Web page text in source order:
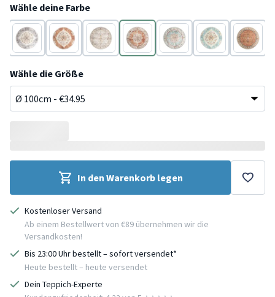
Wähle deine Farbe
TerracottaTerracottaTerracottaTerracottaTerracottaTerracotta
Wähle die Größe
In den Warenkorb legen
Kostenloser Versand
Ab einem Bestellwert von €89 übernehmen wir die
Versandkosten!
Bis 23:00 Uhr bestellt – sofort versendet*
Heute bestellt – heute versendet
Dein Teppich-Experte